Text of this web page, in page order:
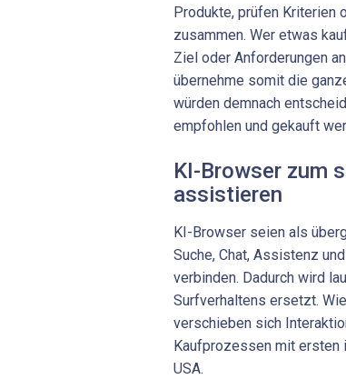
Produkte, prüfen Kriterien
zusammen. Wer etwas
Ziel oder Anforderungen
übernehme somit die
würden demnach
empfohlen und gekauft
KI-Browser zum
assistieren
KI-Browser seien als
Suche, Chat, Assistenz
verbinden. Dadurch wird
Surfverhaltens ersetzt.
verschieben sich
Kaufprozessen mit ersten
USA.